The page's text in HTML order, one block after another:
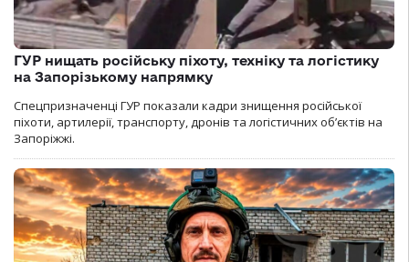
ГУР нищать російську піхоту, техніку та логістику
на Запорізькому напрямку
Спецпризначенці ГУР показали кадри знищення російської
піхоти, артилерії, транспорту, дронів та логістичних об’єктів на
Запоріжжі.